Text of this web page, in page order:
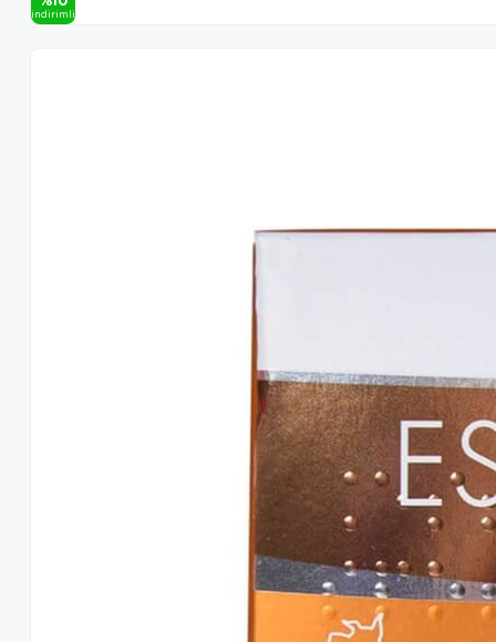
i̇ndi̇ri̇mli̇